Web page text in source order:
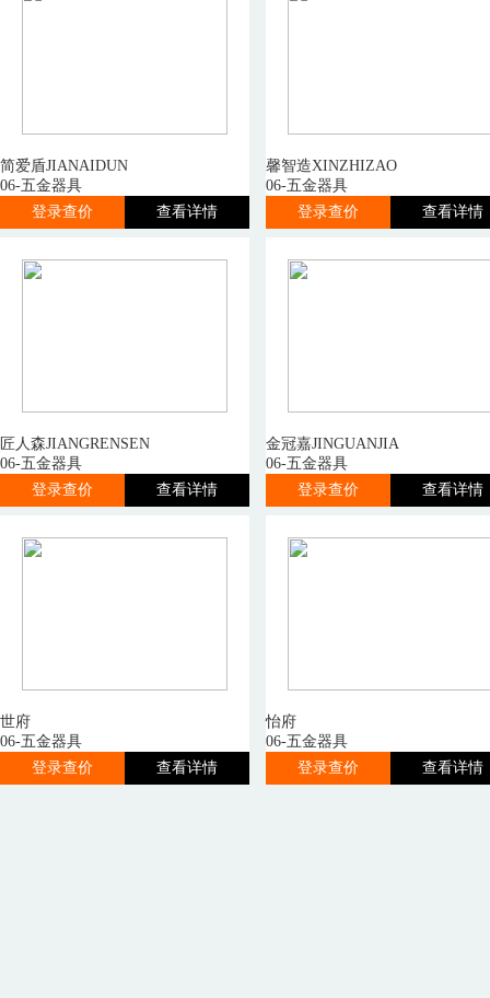
简爱盾JIANAIDUN
06-五金器具
登录查价
查看详情
馨智造XINZHIZAO
06-五金器具
登录查价
查看详情
匠人森JIANGRENSEN
06-五金器具
登录查价
查看详情
金冠嘉JINGUANJIA
06-五金器具
登录查价
查看详情
世府
06-五金器具
登录查价
查看详情
怡府
06-五金器具
登录查价
查看详情